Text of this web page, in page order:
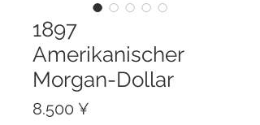
1897
Amerikanischer
Morgan-Dollar
8.500 ¥